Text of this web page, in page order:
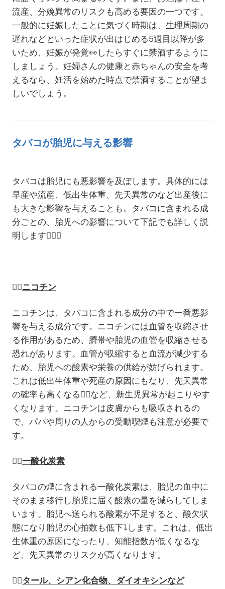
流産、分娩異常のリスクも高める要因の一つです。
一般的に妊娠したことに気づく時期は、生理周期の
遅れなどといった症状が出はじめる5週目以降が多
いため、妊娠が発覚👀 したらすぐに禁酒するように
しましょう。妊婦さんの健康と赤ちゃんの安全を考
えるなら、妊活を始めた時点で禁酒することが望ま
しいでしょう。
タバコが胎児に与える影響
タバコは胎児にも悪影響を及ぼします。具体的には
早産や流産、低出生体重、先天異常のなど出産後に
も大きな影響を与えることも。タバコに含まれる成
分ごとの、胎児への影響について下記でも詳しく説
明します💁🏻‍♀️
👉🏻ニコチン
ニコチンは、タバコに含まれる成分の中で一番悪影
響を与える成分です。ニコチンには血管を収縮させ
る作用があるため、臍帯や胎児の血管を収縮させる
恐れがあります。血管が収縮すると血流が減少する
ため、胎児への酸素や栄養の供給が妨げられます。
これは低出生体重や死産の原因にもなり、先天異常
の確率も高くなる😵‍💫など、新生児異常が起こりやす
くなります。ニコチンは皮膚からも吸収されるの
で、パパや周りの人からの受動喫煙も注意が必要で
す。
👉🏻一酸化炭素
タバコの煙に含まれる一酸化炭素は、胎児の血中に
そのまま移行し胎児に届く酸素の量を減らしてしま
います。胎児へ送られる酸素が不足すると、酸欠状
態になり胎児の心拍数も低下⤵️ します。これは、低出
生体重の原因になったり、知能指数が低くなるな
ど、先天異常のリスクが高くなります。
👉🏻タール、シアン化合物、ダイオキシンなど